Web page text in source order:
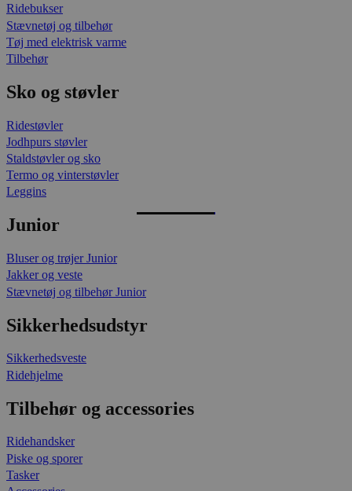
Ridebukser
Stævnetøj og tilbehør
Tøj med elektrisk varme
Tilbehør
Sko og støvler
Ridestøvler
Jodhpurs støvler
Staldstøvler og sko
Termo og vinterstøvler
Leggins
Junior
Bluser og trøjer Junior
Jakker og veste
Stævnetøj og tilbehør Junior
Sikkerhedsudstyr
Sikkerhedsveste
Ridehjelme
Tilbehør og accessories
Ridehandsker
Piske og sporer
Tasker